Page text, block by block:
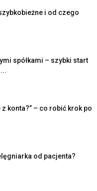
i od czego
spółkami – szybki start
z konta?” – co robić krok po
od pacjenta?